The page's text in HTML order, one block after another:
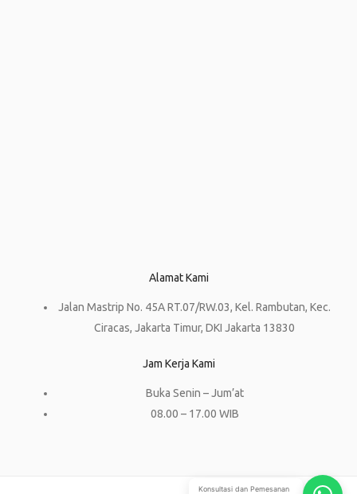
Alamat Kami
Jalan Mastrip No. 45A RT.07/RW.03, Kel. Rambutan, Kec.
Ciracas, Jakarta Timur, DKI Jakarta 13830
Jam Kerja Kami
Buka Senin – Jum’at
08.00 – 17.00 WIB
Konsultasi dan Pemesanan